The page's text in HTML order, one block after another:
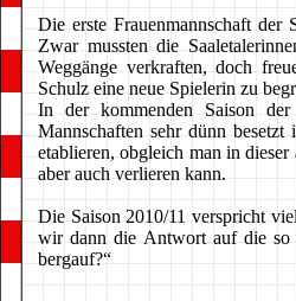
Die erste Frauenmannschaft der
Zwar mussten die
Weggänge verkraften, doch
Schulz eine neue Spielerin zu
In der kommenden Saison
Mannschaften sehr dünn
etablieren, obgleich man in
aber auch verlieren kann.
Die Saison 2010/11 verspricht
wir dann die Antwort auf die
bergauf?“